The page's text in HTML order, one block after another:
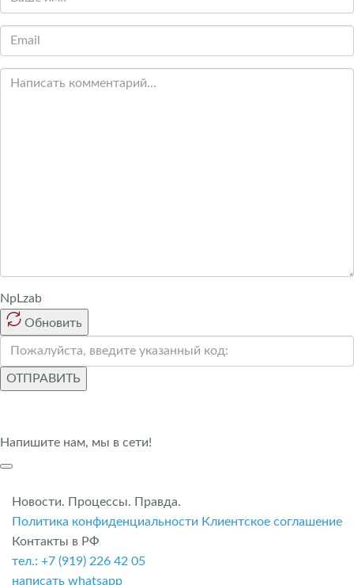
NpLzab
Обновить
ОТПРАВИТЬ
Напишите нам, мы в сети!
Новости. Процессы. Правда.
Политика конфиденциальности Клиентское соглашение
Контакты в РФ
тел.: +7 (919) 226 42 05
написать whatsapp